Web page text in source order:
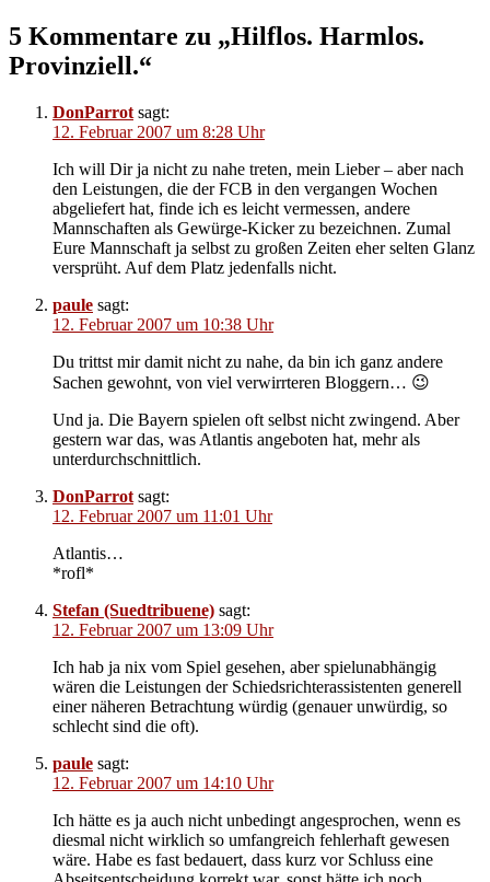
5 Kommentare zu „Hilflos. Harmlos.
Provinziell.“
DonParrot sagt:
12. Februar 2007 um 8:28 Uhr
Ich will Dir ja nicht zu nahe treten, mein Lieber – aber nach
den Leistungen, die der FCB in den vergangen Wochen
abgeliefert hat, finde ich es leicht vermessen, andere
Mannschaften als Gewürge-Kicker zu bezeichnen. Zumal
Eure Mannschaft ja selbst zu großen Zeiten eher selten Glanz
versprüht. Auf dem Platz jedenfalls nicht.
paule sagt:
12. Februar 2007 um 10:38 Uhr
Du trittst mir damit nicht zu nahe, da bin ich ganz andere
Sachen gewohnt, von viel verwirrteren Bloggern… 😉
Und ja. Die Bayern spielen oft selbst nicht zwingend. Aber
gestern war das, was Atlantis angeboten hat, mehr als
unterdurchschnittlich.
DonParrot sagt:
12. Februar 2007 um 11:01 Uhr
Atlantis…
*rofl*
Stefan (Suedtribuene) sagt:
12. Februar 2007 um 13:09 Uhr
Ich hab ja nix vom Spiel gesehen, aber spielunabhängig
wären die Leistungen der Schiedsrichterassistenten generell
einer näheren Betrachtung würdig (genauer unwürdig, so
schlecht sind die oft).
paule sagt:
12. Februar 2007 um 14:10 Uhr
Ich hätte es ja auch nicht unbedingt angesprochen, wenn es
diesmal nicht wirklich so umfangreich fehlerhaft gewesen
wäre. Habe es fast bedauert, dass kurz vor Schluss eine